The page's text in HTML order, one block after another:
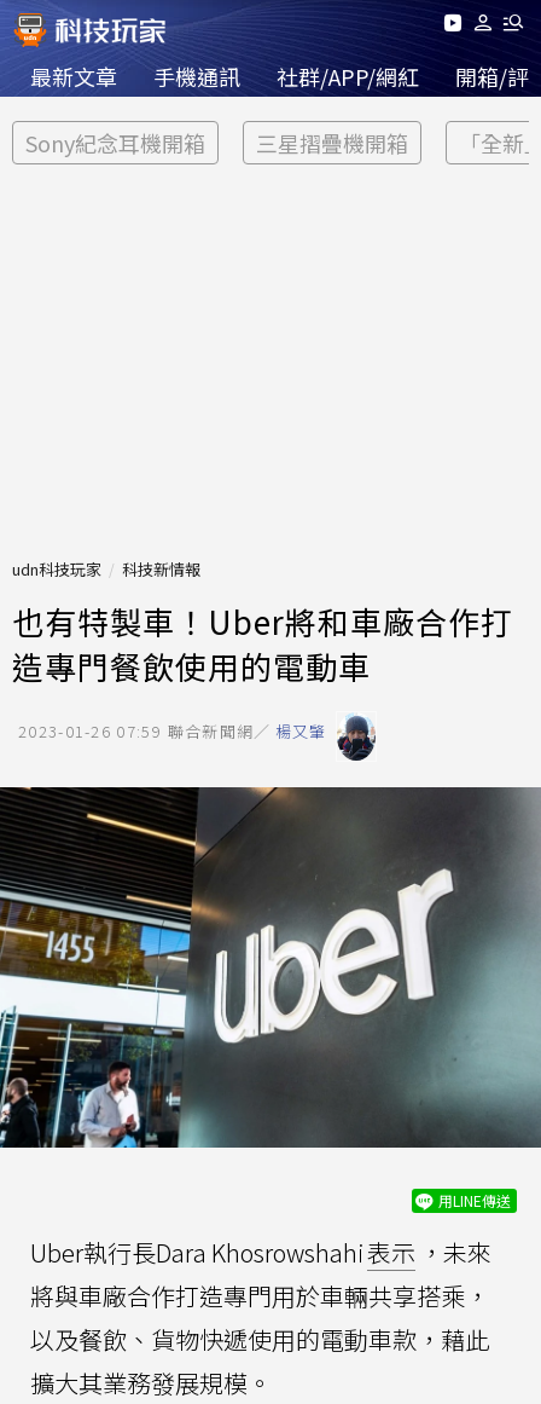
最新文章 手機通訊 社群/APP/網紅 開箱/評
Sony紀念耳機開箱 三星摺疊機開箱 「全新
udn科技玩家 科技新情報
也有特製車！Uber將和車廠合作打
造專門餐飲使用的電動車
2023-01-26 07:59 聯合新聞網／ 楊又肇
用LINE傳送
Uber執行長Dara Khosrowshahi表示 ，未來
將與車廠合作打造專門用於車輛共享搭乘，
以及餐飲、貨物快遞使用的電動車款，藉此
擴大其業務發展規模。